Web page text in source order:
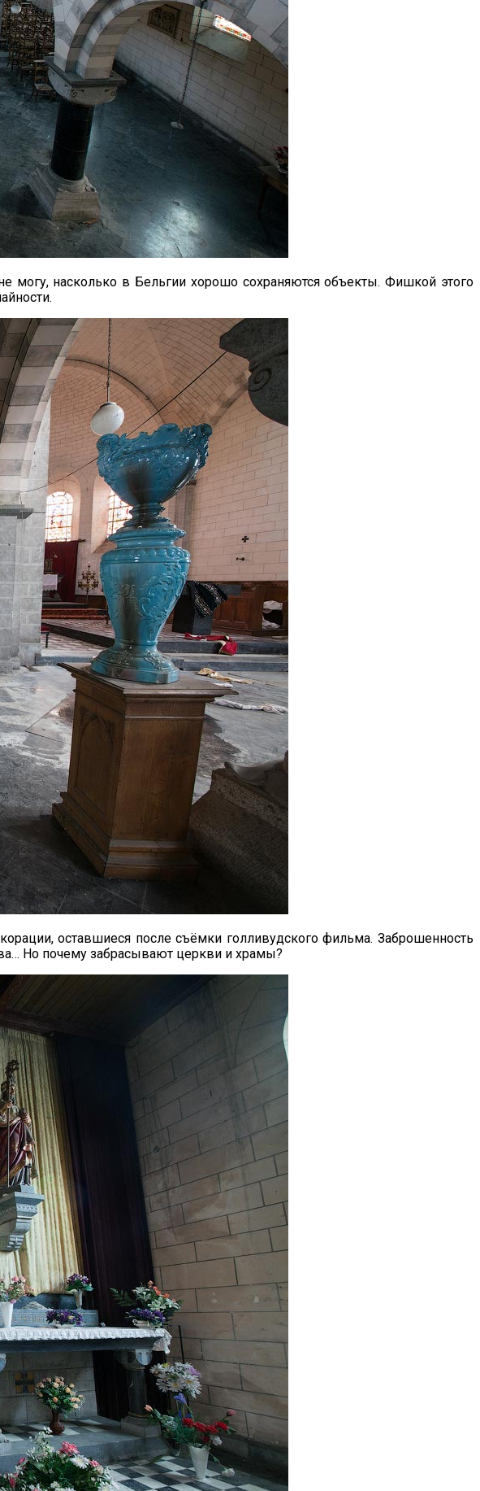
могу, насколько в Бельгии хорошо сохраняются объекты. Фишкой этого
оставшиеся после съёмки голливудского фильма. Заброшенность
Но почему забрасывают церкви и храмы?